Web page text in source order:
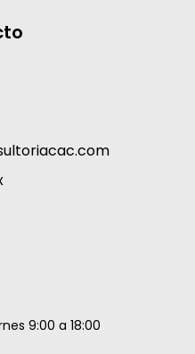
9:00 a 18:00